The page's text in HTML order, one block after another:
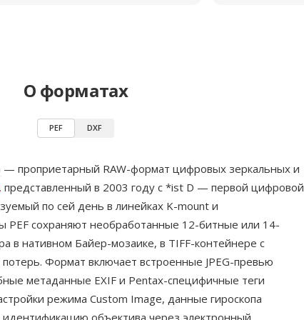
О форматах
PEF DXF
— проприетарный RAW-формат цифровых зеркальных и
, представленный в 2003 году с *ist D — первой цифровой
по сей день в линейках K-mount и
сохраняют необработанные 12-битные или 14-
нативном Байер-мозаике, в TIFF-контейнере с
Формат включает встроенные JPEG-превью
метаданные EXIF и Pentax-специфичные теги
режима Custom Image, данные гироскопа
идентификацию объектива через электронный